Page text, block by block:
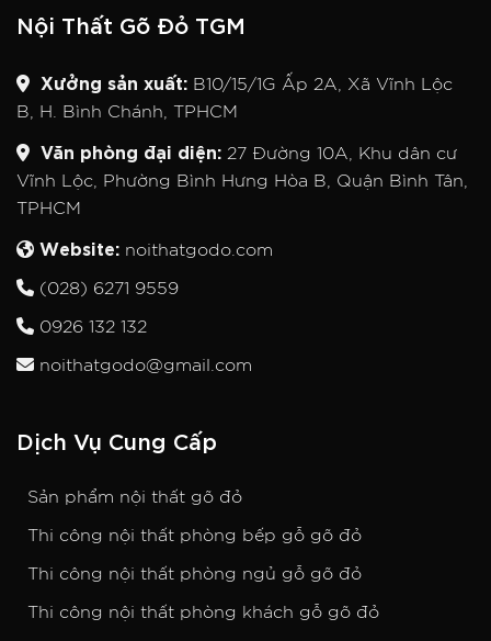
Nội Thất Gõ Đỏ TGM
Xưởng sản xuất: B10/15/1G Ấp 2A, Xã Vĩnh Lộc
B, H. Bình Chánh, TPHCM
Văn phòng đại diện: 27 Đường 10A, Khu dân cư
Vĩnh Lộc, Phường Bình Hưng Hòa B, Quận Bình Tân,
TPHCM
Website: noithatgodo.com
(028) 6271 9559
0926 132 132
noithatgodo@gmail.com
Dịch Vụ Cung Cấp
Sản phẩm nội thất gõ đỏ
Thi công nội thất phòng bếp gỗ gõ đỏ
Thi công nội thất phòng ngủ gỗ gõ đỏ
Thi công nội thất phòng khách gỗ gõ đỏ